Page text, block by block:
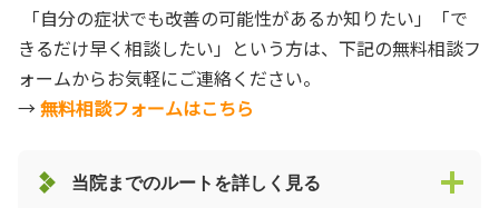
「自分の症状でも改善の可能性があるか知りたい」「で
きるだけ早く相談したい」という方は、下記の無料相談フ
ォームからお気軽にご連絡ください。
→無料相談フォームはこちら
当院までのルートを詳しく見る